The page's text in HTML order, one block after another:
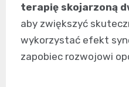
terapię skojarzoną
aby zwiększyć
wykorzystać efekt
zapobiec rozwojowi